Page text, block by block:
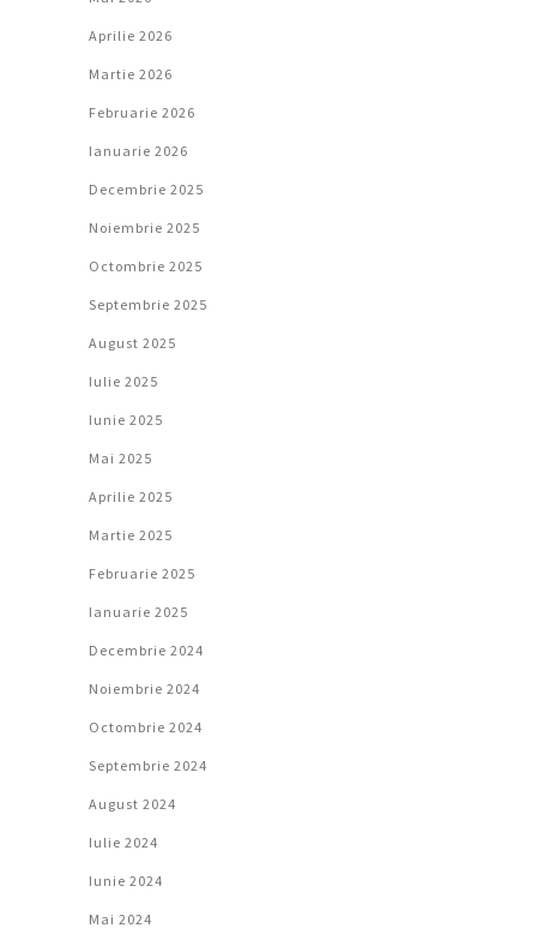
Aprilie 2026
Martie 2026
Februarie 2026
Ianuarie 2026
Decembrie 2025
Noiembrie 2025
Octombrie 2025
Septembrie 2025
August 2025
Iulie 2025
Iunie 2025
Mai 2025
Aprilie 2025
Martie 2025
Februarie 2025
Ianuarie 2025
Decembrie 2024
Noiembrie 2024
Octombrie 2024
Septembrie 2024
August 2024
Iulie 2024
Iunie 2024
Mai 2024